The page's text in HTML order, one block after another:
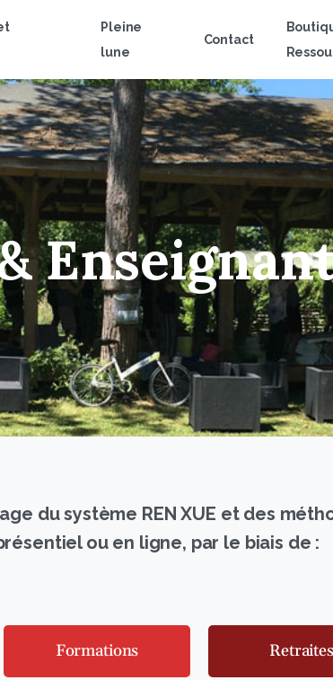
Pleine
lune
Contact
du système REN XUE et des
ou en ligne, par le biais de :
Formations Retraites